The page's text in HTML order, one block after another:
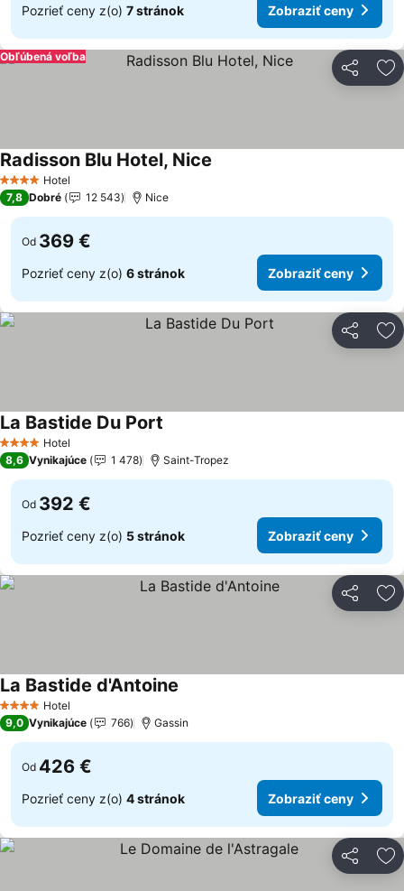
Pozrieť ceny z(o) 7 stránok Zobraziť ceny
Zdieľať
Obľúbená voľba
4 Počet hviezdičiek
Hotel
Radisson Blu Hotel, Nice
7,8 Dobré 12 543 Nice
Od 369 €
Pozrieť ceny z(o) 6 stránok Zobraziť ceny
Zdieľať
4 Počet hviezdičiek
Hotel
La Bastide Du Port
8,6 Vynikajúce 1 478 Saint-Tropez
Od 392 €
Pozrieť ceny z(o) 5 stránok Zobraziť ceny
Zdieľať
4 Počet hviezdičiek
Hotel
La Bastide d'Antoine
9,0 Vynikajúce 766 Gassin
Od 426 €
Pozrieť ceny z(o) 4 stránok Zobraziť ceny
Zdieľať